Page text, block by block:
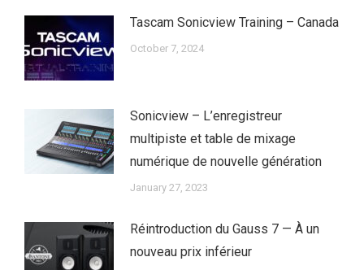
Tascam Sonicview Training – Canada
October 7, 2024
Sonicview – L’enregistreur
multipiste et table de mixage
numérique de nouvelle génération
January 27, 2023
Réintroduction du Gauss 7 — À un
nouveau prix inférieur